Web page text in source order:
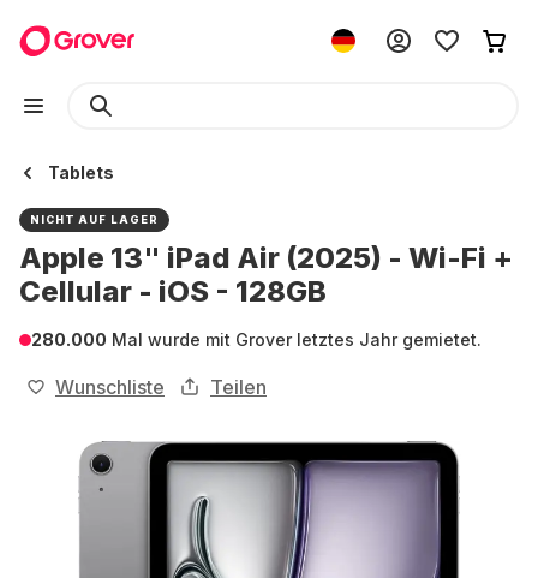
Tablets
NICHT AUF LAGER
Apple 13" iPad Air (2025) - Wi-Fi +
Cellular - iOS - 128GB
280.000 Mal wurde mit Grover letztes Jahr gemietet.
Wunschliste Teilen